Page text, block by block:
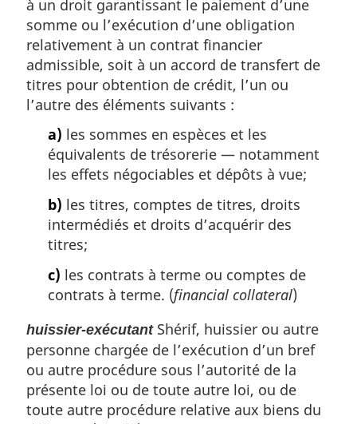
à un droit garantissant le paiement d’une
somme ou l’exécution d’une obligation
relativement à un contrat financier
admissible, soit à un accord de transfert de
titres pour obtention de crédit, l’un ou
l’autre des éléments suivants :
a) les sommes en espèces et les
équivalents de trésorerie — notamment
les effets négociables et dépôts à vue;
b) les titres, comptes de titres, droits
intermédiés et droits d’acquérir des
titres;
c) les contrats à terme ou comptes de
contrats à terme. (financial collateral)
huissier-exécutantShérif, huissier ou autre
personne chargée de l’exécution d’un bref
ou autre procédure sous l’autorité de la
présente loi ou de toute autre loi, ou de
toute autre procédure relative aux biens du